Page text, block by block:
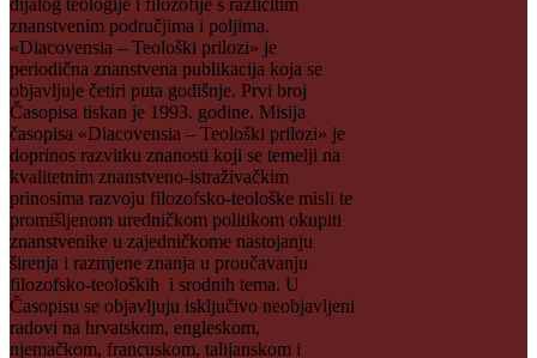
dijalog teologije i filozofije s različitim
znanstvenim područjima i poljima.
«Diacovensia – Teološki prilozi» je
periodična znanstvena publikacija koja se
objavljuje četiri puta godišnje. Prvi broj
Časopisa tiskan je 1993. godine. Misija
časopisa «Diacovensia – Teološki prilozi» je
doprinos razvitku znanosti koji se temelji na
kvalitetnim znanstveno-istraživačkim
prinosima razvoju filozofsko-teološke misli te
promišljenom uredničkom politikom okupiti
znanstvenike u zajedničkome nastojanju
širenja i razmjene znanja u proučavanju
filozofsko-teoloških i srodnih tema. U
Časopisu se objavljuju isključivo neobjavljeni
radovi na hrvatskom, engleskom,
njemačkom, francuskom, talijanskom i